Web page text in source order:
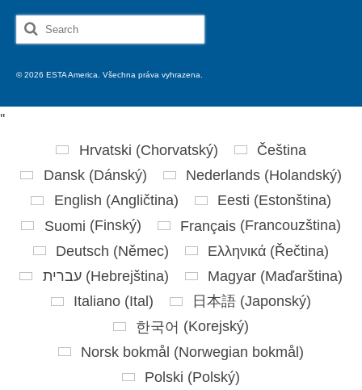
Search
for:
© 2026 ESTA America. Všechna práva vyhrazena.
''
Hrvatski (Chorvatský)
Čeština
Dansk(Dánský) Nederlands(Holandský)
English (Angličtina) Eesti (Estonština)
Suomi (Finský) Français(Francouzština)
Deutsch (Němec) Ελληνικά (Řečtina)
עברית(Hebrejština) Magyar(Maďarština)
Italiano (Ital ) 日本語 (Japonský)
한국어 (Korejský)
Norsk bokmål (Norwegian bokmål)
Polski (Polský)